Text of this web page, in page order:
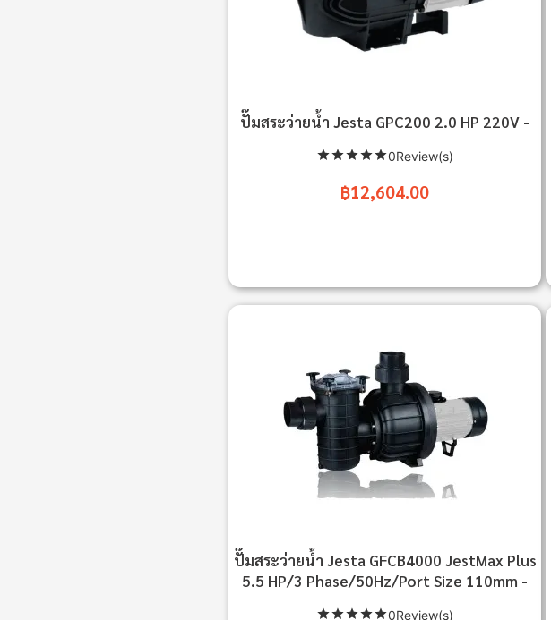
ปั๊มสระว่ายน้ำ Jesta GPC200 2.0 HP 220V -
0Review(s)
฿12,604.00
ปั๊มสระว่ายน้ำ Jesta GFCB4000 JestMax Plus
5.5 HP/3 Phase/50Hz/Port Size 110mm -
0Review(s)